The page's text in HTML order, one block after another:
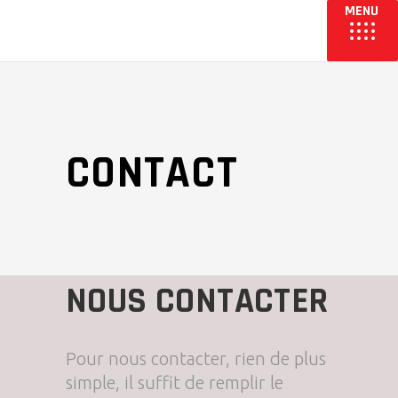
CONTACT
NOUS CONTACTER
Pour nous contacter, rien de plus
simple, il suffit de remplir le